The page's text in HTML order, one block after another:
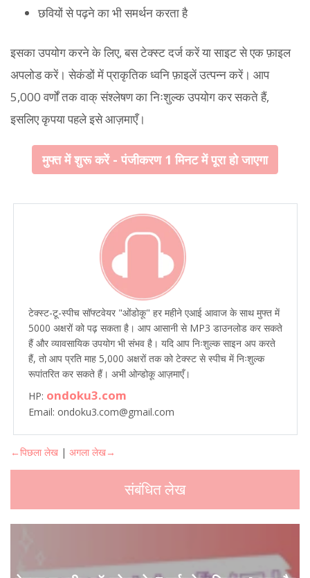
छवियों से पढ़ने का भी समर्थन करता है
इसका उपयोग करने के लिए, बस टेक्स्ट दर्ज करें या साइट से एक फ़ाइल
अपलोड करें। सेकंडों में प्राकृतिक ध्वनि फ़ाइलें उत्पन्न करें। आप
5,000 वर्णों तक वाक् संश्लेषण का निःशुल्क उपयोग कर सकते हैं,
इसलिए कृपया पहले इसे आज़माएँ।
मुफ्त में शुरू करें - पंजीकरण 1 मिनट में पूरा हो जाएगा
टेक्स्ट-टू-स्पीच सॉफ्टवेयर "ओंडोकू" हर महीने एआई आवाज के साथ मुफ्त में
5000 अक्षरों को पढ़ सकता है। आप आसानी से MP3 डाउनलोड कर सकते
हैं और व्यावसायिक उपयोग भी संभव है। यदि आप निःशुल्क साइन अप करते
हैं, तो आप प्रति माह 5,000 अक्षरों तक को टेक्स्ट से स्पीच में निःशुल्क
रूपांतरित कर सकते हैं। अभी ओन्डोकू आज़माएँ।
HP: ondoku3.com
Email: ondoku3.com@gmail.com
←पिछला लेख | अगला लेख→
संबंधित लेख